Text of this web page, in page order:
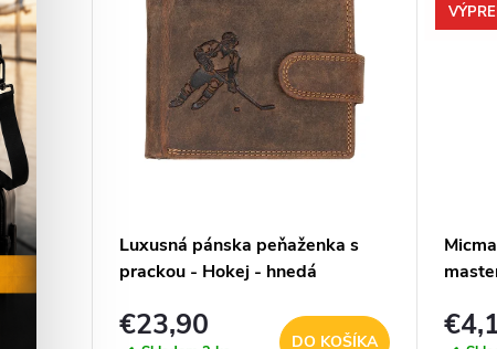
€28,90
Luxusná pánska peňaženka s
prackou - Hokej - hnedá
€23,90 DO KOŠÍKA